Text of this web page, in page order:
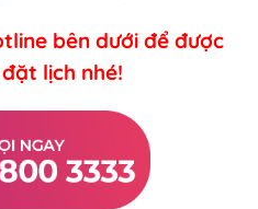
bên dưới để được
lịch nhé!